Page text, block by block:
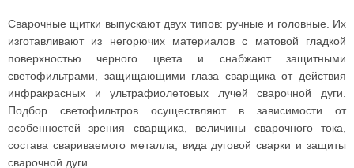
Сварочные щитки выпускают двух типов: ручные и головные. Их
изготавливают из негорючих материалов с матовой гладкой
поверхностью черного цвета и снабжают защитными
светофильтрами, защищающими глаза сварщика от действия
инфракрасных и ультрафиолетовых лучей сварочной дуги.
Подбор светофильтров осуществляют в зависимости от
особенностей зрения сварщика, величины сварочного тока,
состава свариваемого металла, вида дуговой сварки и защиты
сварочной дуги.